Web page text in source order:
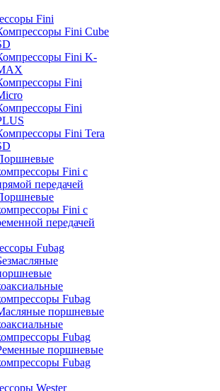
Fini
Fini Cube
Fini K-
Fini
Fini
Fini Tera
Fini с
передачей
Fini с
передачей
Fubag
Fubag
поршневые
Fubag
поршневые
Fubag
Wester